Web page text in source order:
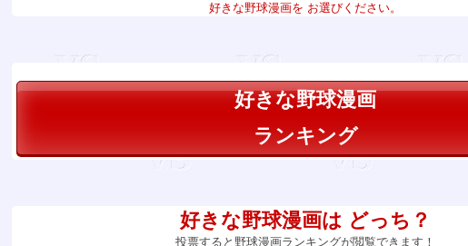
好きな野球漫画を お選びください。
好きな野球漫画
ランキング
好きな野球漫画は どっち？
投票すると野球漫画ランキングが閲覧できます！